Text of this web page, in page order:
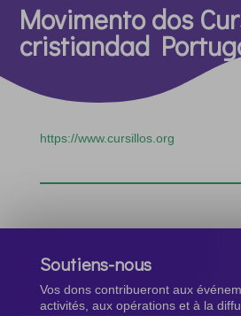
Movimento dos
cristiandad
https://www.cursillos.org
Soutiens-nous
Vos dons contribueront aux
activités, aux opérations et à la